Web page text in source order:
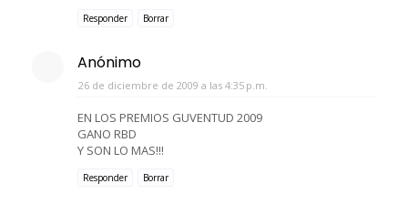
Responder Borrar
Anónimo
26 de diciembre de 2009 a las 4:35 p.m.
EN LOS PREMIOS GUVENTUD 2009
GANO RBD
Y SON LO MAS!!!
Responder Borrar